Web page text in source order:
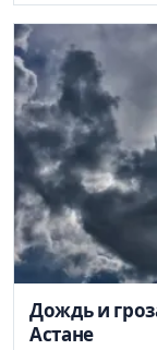
Дождь и
Астане